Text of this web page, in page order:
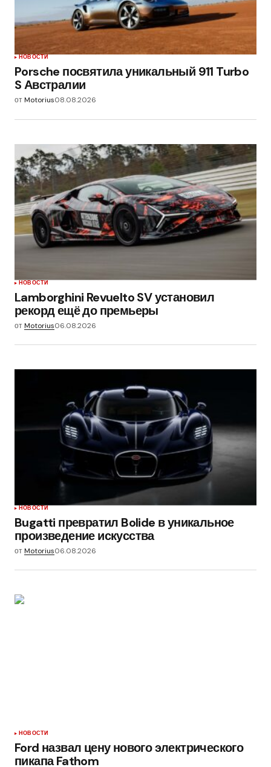
НОВОСТИ
Porsche посвятила уникальный 911 Turbo
S Австралии
отMotorius08.08.2026
НОВОСТИ
Lamborghini Revuelto SV установил
рекорд ещё до премьеры
отMotorius06.08.2026
НОВОСТИ
Bugatti превратил Bolide в уникальное
произведение искусства
отMotorius06.08.2026
НОВОСТИ
Ford назвал цену нового электрического
пикапа Fathom